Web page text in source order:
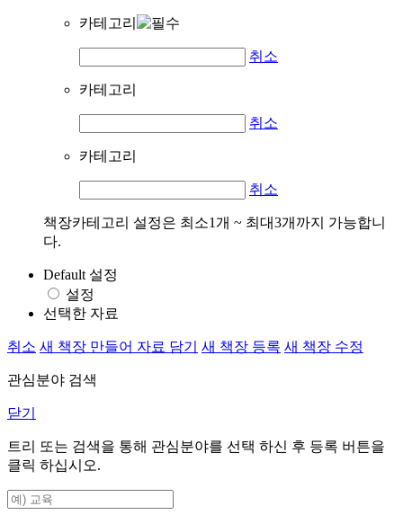
카테고리
취소
카테고리
취소
카테고리
취소
책장카테고리 설정은 최소1개 ~ 최대3개까지 가능합니
다.
Default 설정
설정
선택한 자료
취소 새 책장 만들어 자료 담기 새 책장 등록 새 책장 수정
관심분야 검색
닫기
트리 또는 검색을 통해 관심분야를 선택 하신 후 등록 버튼을
클릭 하십시오.